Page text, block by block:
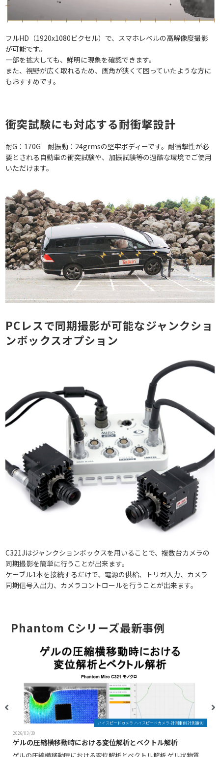
フルHD（1920x1080ピクセル）で、スマホレベルの高解像度撮影
が可能です。
一部を拡大しても、鮮明に現象を確認できます。
また、視野が広く取れるため、画角が狭くて困っていたような方に
もおすすめです。
衝突試験にも対応する耐衝撃設計
耐G：170G 耐振動：24grmsの堅牢ボディーです。耐衝撃性が必
要とされる自動車の衝突試験や、加振試験等の過酷な環境でご使用
いただけます。
PCレスで同期撮影が可能なジャンクショ
ンボックスオプション
C321Jはジャンクションボックスを用いることで、複数台カメラの
同期撮影を簡単に行うことが出来ます。
ケーブル1本を接続するだけで、電源の供給、トリガ入力、カメラ
同期信号入出力、カメラコントロールを行うことが出来ます。
Phantom Cシリーズ最新事例
2026/03/30
ゲルの圧縮横移動時における変位解析とベクトル解析
ゲルの圧縮横移動時における変位解析とベクトル解析 ゲル状物質
ハイスピードカメラ ハイスピードカメラ-計測事例 計測事例